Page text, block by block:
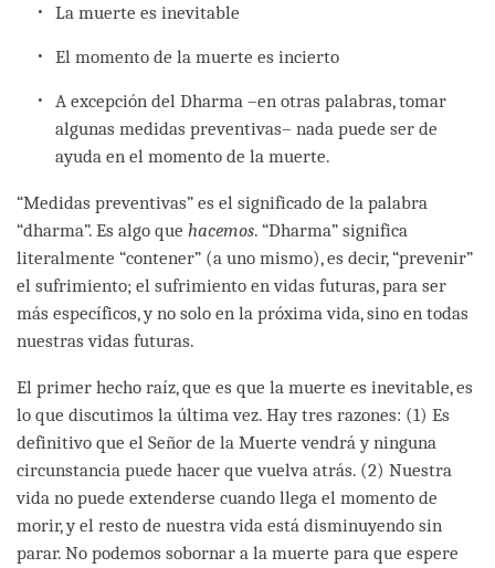
La muerte es inevitable
El momento de la muerte es incierto
A excepción del Dharma –en otras palabras, tomar
algunas medidas preventivas– nada puede ser de
ayuda en el momento de la muerte.
“Medidas preventivas” es el significado de la palabra
“dharma”. Es algo que hacemos. “Dharma” significa
literalmente “contener” (a uno mismo), es decir, “prevenir”
el sufrimiento; el sufrimiento en vidas futuras, para ser
más específicos, y no solo en la próxima vida, sino en todas
nuestras vidas futuras.
El primer hecho raíz, que es que la muerte es inevitable, es
lo que discutimos la última vez. Hay tres razones: (1) Es
definitivo que el Señor de la Muerte vendrá y ninguna
circunstancia puede hacer que vuelva atrás. (2) Nuestra
vida no puede extenderse cuando llega el momento de
morir, y el resto de nuestra vida está disminuyendo sin
parar. No podemos sobornar a la muerte para que espere